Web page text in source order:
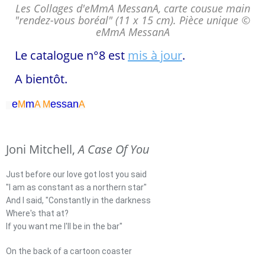
Les Collages d'eMmA MessanA, carte cousue main
"rendez-vous boréal" (11 x 15 cm). Pièce unique ©
eMmA MessanA
Le catalogue n°8 est mis à jour.
A bientôt.
eMmA MessanA
Joni Mitchell,A Case Of You
Just before our love got lost you said
"I am as constant as a northern star"
And I said, "Constantly in the darkness
Where's that at?
If you want me I'll be in the bar"
On the back of a cartoon coaster